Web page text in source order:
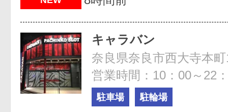
キャラバン
奈良県奈良市西大寺本
営業時間：10：00～22
駐車場 駐輪場